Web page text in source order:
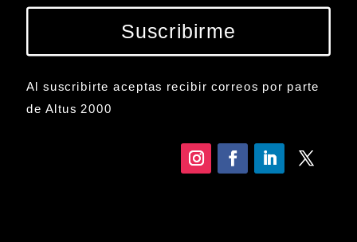
Suscribirme
Al suscribirte aceptas recibir correos por parte
de Altus 2000